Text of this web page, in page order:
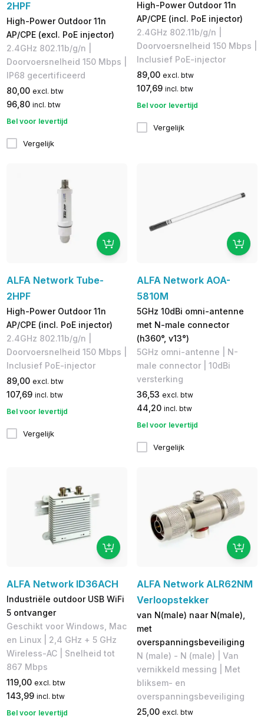
2HPF
High-Power Outdoor 11n
AP/CPE (excl. PoE injector)
2.4GHz 802.11b/g/n |
Doorvoersnelheid 150 Mbps |
IP68 gecertificeerd
80,00 excl. btw
96,80 incl. btw
Bel voor levertijd
Vergelijk
High-Power Outdoor 11n
AP/CPE (incl. PoE injector)
2.4GHz 802.11b/g/n |
Doorvoersnelheid 150 Mbps |
Inclusief PoE-injector
89,00 excl. btw
107,69 incl. btw
Bel voor levertijd
Vergelijk
ALFA Network Tube-
2HPF
High-Power Outdoor 11n
AP/CPE (incl. PoE injector)
2.4GHz 802.11b/g/n |
Doorvoersnelheid 150 Mbps |
Inclusief PoE-injector
89,00 excl. btw
107,69 incl. btw
Bel voor levertijd
Vergelijk
ALFA Network AOA-
5810M
5GHz 10dBi omni-antenne
met N-male connector
(h360°, v13°)
5GHz omni-antenne | N-
male connector | 10dBi
versterking
36,53 excl. btw
44,20 incl. btw
Bel voor levertijd
Vergelijk
ALFA Network ID36ACH
Industriële outdoor USB WiFi
5 ontvanger
Geschikt voor Windows, Mac
en Linux | 2,4 GHz + 5 GHz
Wireless-AC | Snelheid tot
867 Mbps
119,00 excl. btw
143,99 incl. btw
Bel voor levertijd
ALFA Network ALR62NM
Verloopstekker
van N(male) naar N(male),
met
overspanningsbeveiliging
N (male) - N (male) | Van
vernikkeld messing | Met
bliksem- en
overspanningsbeveiliging
25,00 excl. btw